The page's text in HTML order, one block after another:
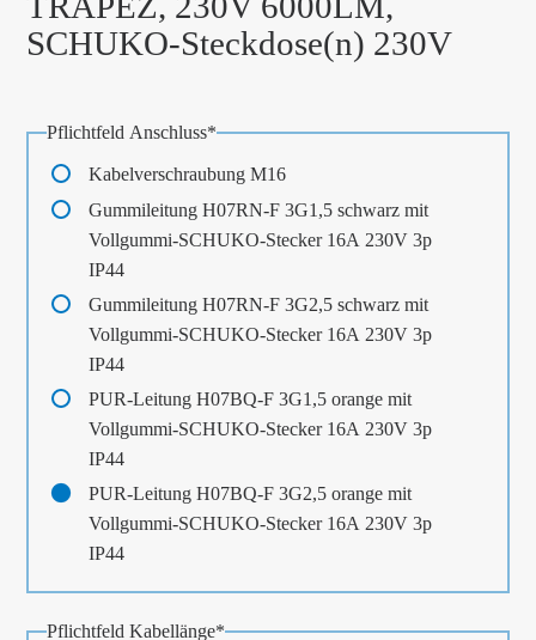
SCHUKO-Steckdose(n) 230V
Pflichtfeld Anschluss*
Kabelverschraubung M16
Gummileitung H07RN-F 3G1,5 schwarz mit
Vollgummi-SCHUKO-Stecker 16A 230V 3p
IP44
Gummileitung H07RN-F 3G2,5 schwarz mit
Vollgummi-SCHUKO-Stecker 16A 230V 3p
IP44
PUR-Leitung H07BQ-F 3G1,5 orange mit
Vollgummi-SCHUKO-Stecker 16A 230V 3p
IP44
PUR-Leitung H07BQ-F 3G2,5 orange mit
Vollgummi-SCHUKO-Stecker 16A 230V 3p
IP44
PflichtfeldKabellänge*